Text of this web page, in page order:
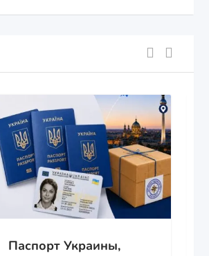
Паспорт Украины,